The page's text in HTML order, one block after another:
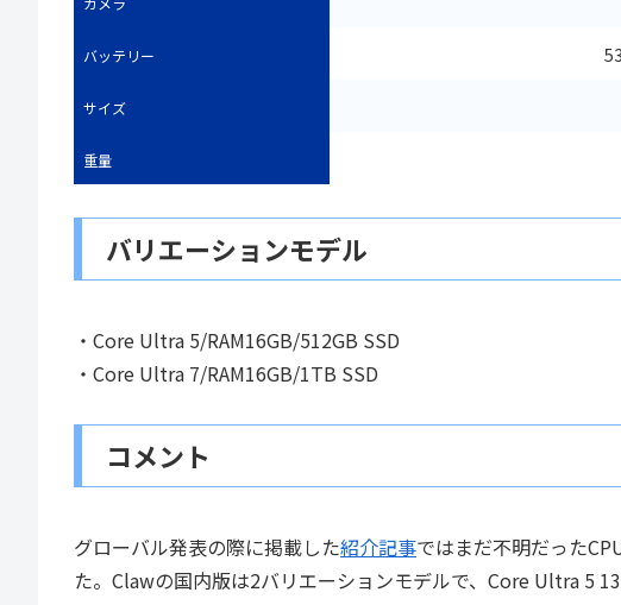
バッテリー
サイズ
重量
バリエーションモデル
・Core Ultra 5/RAM16GB/512GB SSD
・Core Ultra 7/RAM16GB/1TB SSD
コメント
グローバル発表の際に掲載した紹介記事ではまだ不明だった
た。Clawの国内版は2バリエーションモデルで、Core Ultra 5